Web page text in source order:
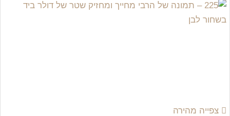
צפייה מהירה